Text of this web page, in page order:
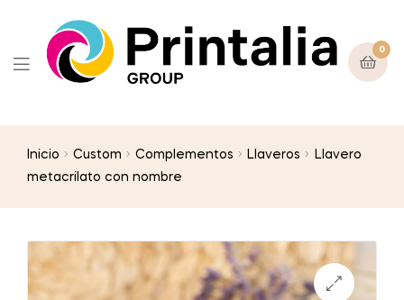
0
Inicio Custom Complementos Llaveros
Llavero
metacrilato con nombre